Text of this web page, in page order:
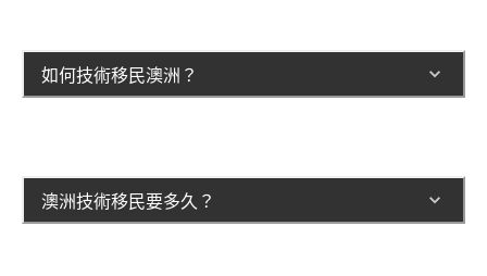
如何技術移民澳洲？
澳洲技術移民要多久？